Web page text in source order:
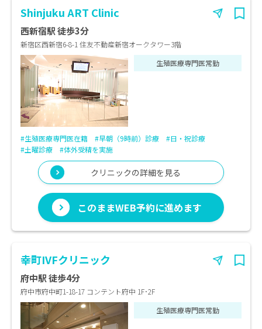
Shinjuku ART Clinic
西新宿駅 徒歩3分
新宿区西新宿6-8-1 住友不動産新宿オークタワー3階
生殖医療専門医常勤
#生殖医療専門医在籍 #早朝（9時前）診療
#日・祝診療
#土曜診療
#体外受精を実施
クリニックの詳細を見る
このままWEB予約に進めます
幸町IVFクリニック
府中駅 徒歩4分
府中市府中町1-18-17 コンテント府中 1F･2F
生殖医療専門医常勤